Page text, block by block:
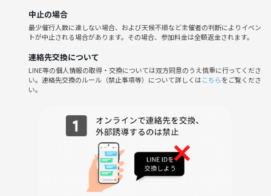
・1人参加ほぼ100％
・女性主催
・初参加歓迎
中止の場合
最少催行人数に達しない場合、および天候不順など主催者の判断によりイベン
トが中止される場合があります。その場合、参加料金は全額返金されます。
連絡先交換について
LINE等の個人情報の取得・交換については双方同意のうえ慎重に行ってくださ
い。連絡先交換のルール（禁止事項等）について詳しくはこちらをご覧くださ
い。